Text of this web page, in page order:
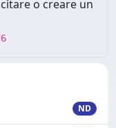
o creare un
ND